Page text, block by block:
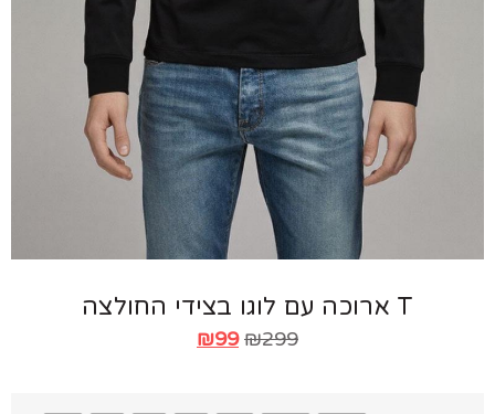
₪
₪99